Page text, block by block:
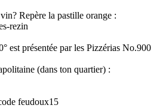
Repère la pastille orange :
rezin
est présentée par les Pizzérias No.900
(dans ton quartier) :
feudoux15